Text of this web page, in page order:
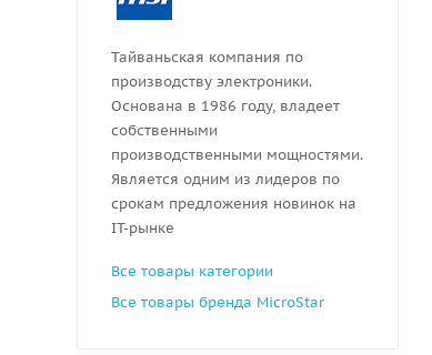
Тайваньская компания по
производству электроники.
Основана в 1986 году, владеет
собственными
производственными мощностями.
Является одним из лидеров по
срокам предложения новинок на
IT-рынке
Все товары категории
Все товары бренда MicroStar